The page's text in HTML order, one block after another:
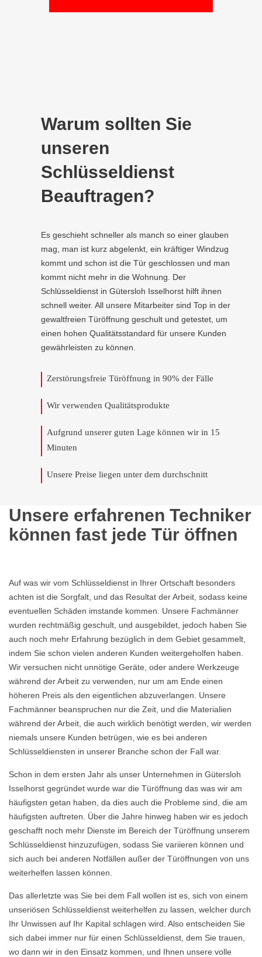
Warum sollten Sie
unseren
Schlüsseldienst
Beauftragen?
Es geschieht schneller als manch so einer glauben
mag, man ist kurz abgelenkt, ein kräftiger Windzug
kommt und schon ist die Tür geschlossen und man
kommt nicht mehr in die Wohnung. Der
Schlüsseldienst in Gütersloh Isselhorst hilft ihnen
schnell weiter. All unsere Mitarbeiter sind Top in der
gewaltfreien Türöffnung geschult und getestet, um
einen hohen Qualitätsstandard für unsere Kunden
gewährleisten zu können.
Zerstörungsfreie Türöffnung in 90% der Fälle
Wir verwenden Qualitätsprodukte
Aufgrund unserer guten Lage können wir in 15
Minuten
Unsere Preise liegen unter dem durchschnitt
Unsere erfahrenen Techniker
können fast jede Tür öffnen
Auf was wir vom Schlüsseldienst in Ihrer Ortschaft besonders
achten ist die Sorgfalt, und das Resultat der Arbeit, sodass keine
eventuellen Schäden imstande kommen. Unsere Fachmänner
wurden rechtmäßig geschult, und ausgebildet, jedoch haben Sie
auch noch mehr Erfahrung bezüglich in dem Gebiet gesammelt,
indem Sie schon vielen anderen Kunden weitergeholfen haben.
Wir versuchen nicht unnötige Geräte, oder andere Werkzeuge
während der Arbeit zu verwenden, nur um am Ende einen
höheren Preis als den eigentlichen abzuverlangen. Unsere
Fachmänner beanspruchen nur die Zeit, und die Materialien
während der Arbeit, die auch wirklich benötigt werden, wir werden
niemals unsere Kunden betrügen, wie es bei anderen
Schlüsseldiensten in unserer Branche schon der Fall war.
Schon in dem ersten Jahr als unser Unternehmen in Gütersloh
Isselhorst gegründet wurde war die Türöffnung das was wir am
häufigsten getan haben, da dies auch die Probleme sind, die am
häufigsten auftreten. Über die Jahre hinweg haben wir es jedoch
geschafft noch mehr Dienste im Bereich der Türöffnung unserem
Schlüsseldienst hinzuzufügen, sodass Sie variieren können und
sich auch bei anderen Notfällen außer der Türöffnungen von uns
weiterhelfen lassen können.
Das allerletzte was Sie bei dem Fall wollen ist es, sich von einem
unseriösen Schlüsseldienst weiterhelfen zu lassen, welcher durch
Ihr Unwissen auf Ihr Kapital schlagen wird. Also entscheiden Sie
sich dabei immer nur für einen Schlüsseldienst, dem Sie trauen,
wo dann wir in den Einsatz kommen, und Ihnen unsere volle